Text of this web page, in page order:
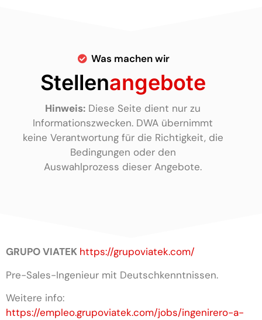
Was machen wir
Stellenangebote
Hinweis: Diese Seite dient nur zu
Informationszwecken. DWA übernimmt
keine Verantwortung für die Richtigkeit, die
Bedingungen oder den
Auswahlprozess dieser Angebote.
GRUPO VIATEK https://grupoviatek.com/
Pre-Sales-Ingenieur mit Deutschkenntnissen.
Weitere info:
https://empleo.grupoviatek.com/jobs/ingenirero-a-